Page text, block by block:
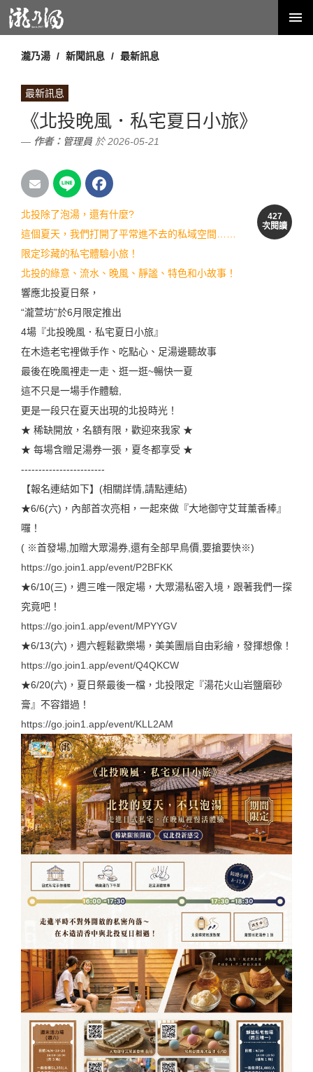
瀧乃湯 新聞訊息 最新訊息
最新訊息
《北投晚風．私宅夏日小旅》
作者： 管理員 於 2026-05-21
427
次閱讀
北投除了泡湯，還有什麼?
這個夏天，我們打開了平常進不去的私域空間……
限定珍藏的私宅體驗小旅！
北投的綠意、流水、晚風、靜謐、特色和小故事！
響應北投夏日祭，
“瀧萱坊”於6月限定推出
4場『北投晚風．私宅夏日小旅』
在木造老宅裡做手作、吃點心、足湯邊聽故事
最後在晚風裡走一走、逛一逛~暢快一夏
這不只是一場手作體驗,
更是一段只在夏天出現的北投時光！
★ 稀缺開放，名額有限，歡迎來我家 ★
★ 每場含贈足湯券一張，夏冬都享受 ★
------------------------
【報名連結如下】(相關詳情,請點連結)
★6/6(六)，內部首次亮相，一起來做『大地御守艾茸薰香棒』
囉！
( ※首發場,加贈大眾湯券,還有全部早鳥價,要搶要快※)
https://go.join1.app/event/P2BFKK
★6/10(三)，週三唯一限定場，大眾湯私密入境，跟著我們一探
究竟吧！
https://go.join1.app/event/MPYYGV
★6/13(六)，週六輕鬆歡樂場，美美團扇自由彩繪，發揮想像！
https://go.join1.app/event/Q4QKCW
★6/20(六)，夏日祭最後一檔，北投限定『湯花火山岩鹽磨砂
膏』不容錯過！
https://go.join1.app/event/KLL2AM